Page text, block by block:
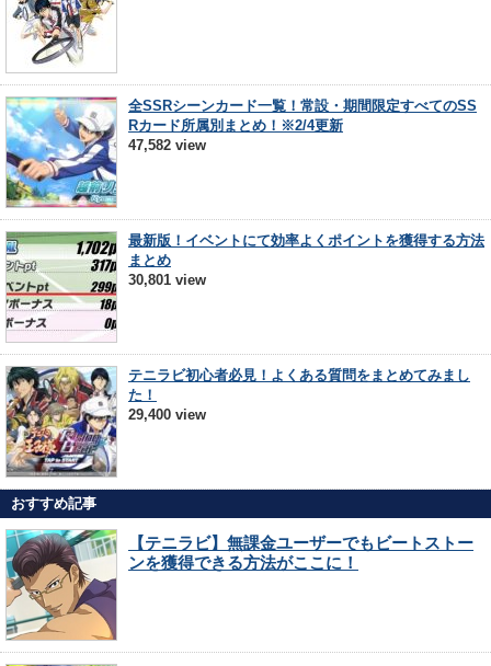
全SSRシーンカード一覧！常設・期間限定すべてのSS
Rカード所属別まとめ！※2/4更新
47,582 view
最新版！イベントにて効率よくポイントを獲得する方法
まとめ
30,801 view
テニラビ初心者必見！よくある質問をまとめてみまし
た！
29,400 view
おすすめ記事
【テニラビ】無課金ユーザーでもビートストー
ンを獲得できる方法がここに！